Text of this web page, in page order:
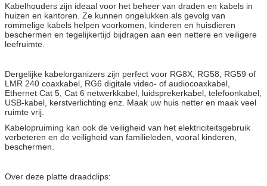
Kabelhouders zijn ideaal voor het beheer van draden en kabels in
huizen en kantoren. Ze kunnen ongelukken als gevolg van
rommelige kabels helpen voorkomen, kinderen en huisdieren
beschermen en tegelijkertijd bijdragen aan een nettere en veiligere
leefruimte.
Dergelijke kabelorganizers zijn perfect voor RG8X, RG58, RG59 of
LMR 240 coaxkabel, RG6 digitale video- of audiocoaxkabel,
Ethernet Cat 5, Cat 6 netwerkkabel, luidsprekerkabel, telefoonkabel,
USB-kabel, kerstverlichting enz. Maak uw huis netter en maak veel
ruimte vrij.
Kabelopruiming kan ook de veiligheid van het elektriciteitsgebruik
verbeteren en de veiligheid van familieleden, vooral kinderen,
beschermen.
Over deze platte draadclips: